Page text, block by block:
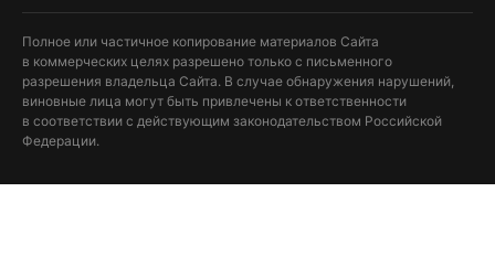
Полное или частичное копирование материалов Сайта
в коммерческих целях разрешено только с письменного
разрешения владельца Сайта. В случае обнаружения нарушений,
виновные лица могут быть привлечены к ответственности
в соответствии с действующим законодательством Российской
Федерации.